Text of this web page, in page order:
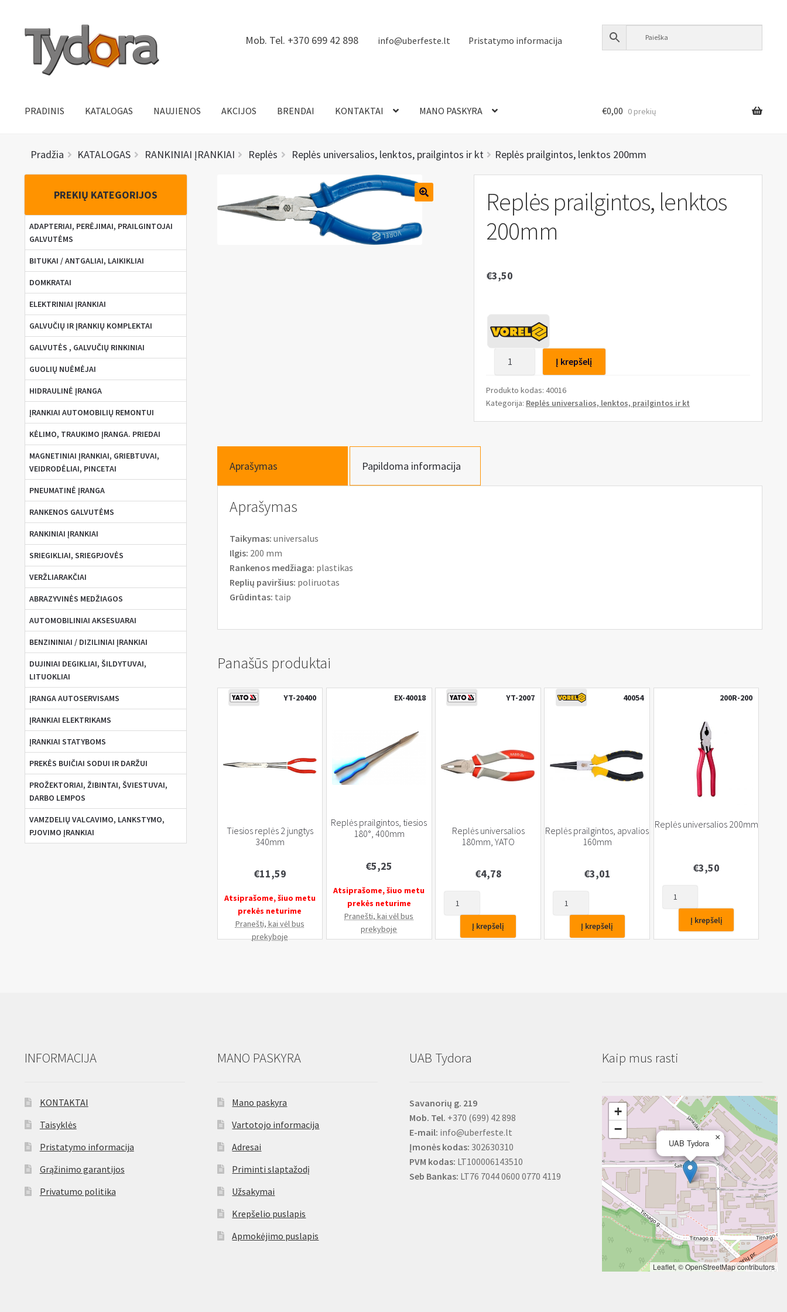
Pereiti
meniu
Pereiti
turinio
Mob. Tel. +370 699 42 898 info@uberfeste.lt Pristatymo informacija
PRADINIS KATALOGAS NAUJIENOS AKCIJOS BRENDAI KONTAKTAI MANO PASKYRA €0,00 0 prekių
Pradžia KATALOGAS RANKINIAI ĮRANKIAI Replės Replės universalios, lenktos, prailgintos ir kt Replės prailgintos, lenktos 200mm
Replės prailgintos, lenktos
200mm
€3,50
Replės
prailgintos,
Į krepšelį
Produkto kodas: 40016
Kategorija: Replės universalios, lenktos, prailgintos ir kt
Aprašymas Papildoma informacija
Aprašymas
Taikymas: universalus
Ilgis: 200 mm
Rankenos medžiaga: plastikas
Replių paviršius: poliruotas
Grūdintas: taip
Panašūs produktai
YT-20400
Tiesios replės 2 jungtys
340mm
€11,59
Atsiprašome, šiuo metu
prekės neturime
Pranešti, kai vėl bus
prekyboje
EX-40018
Replės prailgintos, tiesios
180°, 400mm
€5,25
Atsiprašome, šiuo metu
prekės neturime
Pranešti, kai vėl bus
prekyboje
YT-2007
Replės universalios
180mm, YATO
€4,78
universalios
Į krepšelį
40054
Replės prailgintos, apvalios
160mm
€3,01
prailgintos,
Į krepšelį
200R-200
Replės universalios 200mm
€3,50
universalios
200mm
Į krepšelį
PREKIŲ KATEGORIJOS
ADAPTERIAI, PERĖJIMAI, PRAILGINTOJAI
GALVUTĖMS
BITUKAI / ANTGALIAI, LAIKIKLIAI
DOMKRATAI
ELEKTRINIAI ĮRANKIAI
GALVUČIŲ IR ĮRANKIŲ KOMPLEKTAI
GALVUTĖS , GALVUČIŲ RINKINIAI
GUOLIŲ NUĖMĖJAI
HIDRAULINĖ ĮRANGA
ĮRANKIAI AUTOMOBILIŲ REMONTUI
KĖLIMO, TRAUKIMO ĮRANGA. PRIEDAI
MAGNETINIAI ĮRANKIAI, GRIEBTUVAI,
VEIDRODĖLIAI, PINCETAI
PNEUMATINĖ ĮRANGA
RANKENOS GALVUTĖMS
RANKINIAI ĮRANKIAI
SRIEGIKLIAI, SRIEGPJOVĖS
VERŽLIARAKČIAI
ABRAZYVINĖS MEDŽIAGOS
AUTOMOBILINIAI AKSESUARAI
BENZININIAI / DIZILINIAI ĮRANKIAI
DUJINIAI DEGIKLIAI, ŠILDYTUVAI,
LITUOKLIAI
ĮRANGA AUTOSERVISAMS
ĮRANKIAI ELEKTRIKAMS
ĮRANKIAI STATYBOMS
PREKĖS BUIČIAI SODUI IR DARŽUI
PROŽEKTORIAI, ŽIBINTAI, ŠVIESTUVAI,
DARBO LEMPOS
VAMZDELIŲ VALCAVIMO, LANKSTYMO,
PJOVIMO ĮRANKIAI
INFORMACIJA
KONTAKTAI
Taisyklės
Pristatymo informacija
Grąžinimo garantijos
Privatumo politika
MANO PASKYRA
Mano paskyra
Vartotojo informacija
Adresai
Priminti slaptažodį
Užsakymai
Krepšelio puslapis
Apmokėjimo puslapis
UAB Tydora
Savanorių g. 219
Mob. Tel. +370 (699) 42 898
E-mail: info@uberfeste.lt
Įmonės kodas: 302630310
PVM kodas: LT100006143510
Seb Bankas: LT76 7044 0600 0770 4119
Kaip mus rasti
UAB Tydora
×
+
−
Leaflet, ©OpenStreetMapcontributors